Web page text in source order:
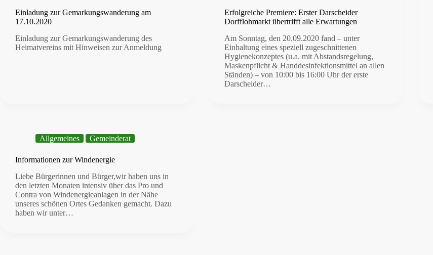
Einladung zur Gemarkungswanderung am
17.10.2020
Einladung zur Gemarkungswanderung des
Heimatvereins mit Hinweisen zur Anmeldung
Erfolgreiche Premiere: Erster Darscheider
Dorfflohmarkt übertrifft alle Erwartungen
Am Sonntag, den 20.09.2020 fand – unter
Einhaltung eines speziell zugeschnittenen
Hygienekonzeptes (u.a. mit Abstandsregelung,
Maskenpflicht & Handdesinfektionsmittel an allen
Ständen) – von 10:00 bis 16:00 Uhr der erste
Darscheider…
Allgemeines Gemeinderat
Informationen zur Windenergie
Liebe Bürgerinnen und Bürger,wir haben uns in
den letzten Monaten intensiv über das Pro und
Contra von Windenergieanlagen in der Nähe
unseres schönen Ortes Gedanken gemacht. Dazu
haben wir unter…